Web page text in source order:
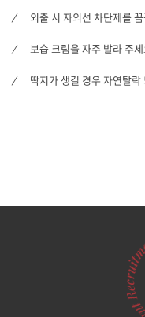
외출 시 자외선 차단제를
보습 크림을 자주 발라 주
딱지가 생길 경우 자연탈